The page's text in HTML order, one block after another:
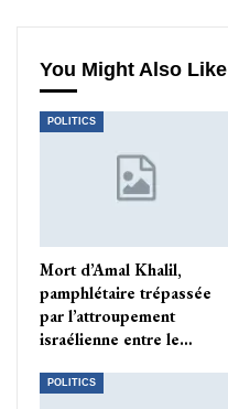
You Might Also Like
POLITICS
Mort d’Amal Khalil,
pamphlétaire trépassée
par l’attroupement
israélienne entre le…
POLITICS